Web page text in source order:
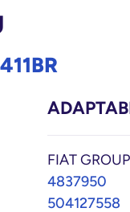
FIAT
4837950
504127558